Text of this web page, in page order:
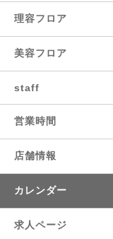
理容フロア
美容フロア
staff
営業時間
店舗情報
カレンダー
求人ページ